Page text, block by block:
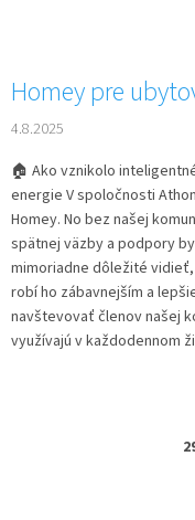
Homey pre
4.8.2025
🏠 Ako vznikolo
energie V spoločnosti
Homey. No bez našej
spätnej väzby a podpory
mimoriadne dôležité
robí ho zábavnejším a
navštevovať členov našej
využívajú v každodennom